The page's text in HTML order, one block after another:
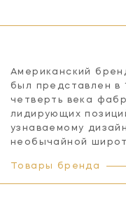
Американский
был представлен в
четверть века
лидирующих
узнаваемому
необычайной
Товары бренда